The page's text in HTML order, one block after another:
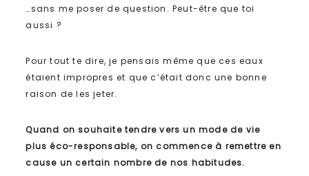
…sans me poser de question. Peut-être que toi
aussi ?
Pour tout te dire, je pensais même que ces eaux
étaient impropres et que c’était donc une bonne
raison de les jeter.
Quand on souhaite tendre vers un mode de vie
plus éco-responsable, on commence à remettre en
cause un certain nombre de nos habitudes.